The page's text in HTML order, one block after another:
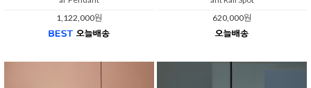
1,122,000원
620,000원